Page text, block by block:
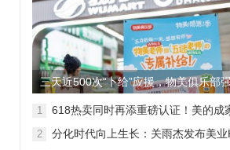
三天近500次“卜给”应援，物美俱乐部
势撬动京城粉丝经济
1
618热卖同时再添重磅认证！美的成
品牌
2
分化时代向上生长：关雨杰发布美业